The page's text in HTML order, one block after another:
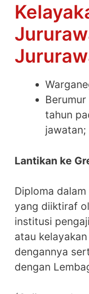
tahun
jawatan;
Lantikan ke
Diploma
yang diiktiraf
institusi
atau
dengannya
dengan